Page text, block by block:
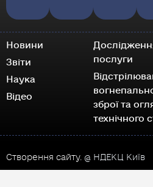
Новини
Звіти
Наука
Відео
послуги
зброї та
технічного
Створення сайту. @ НДЕКЦ Київ